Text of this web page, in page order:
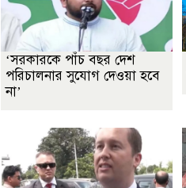
‘সরকারকে পাঁচ বছর দেশ
পরিচালনার সুযোগ দেওয়া হবে
না’